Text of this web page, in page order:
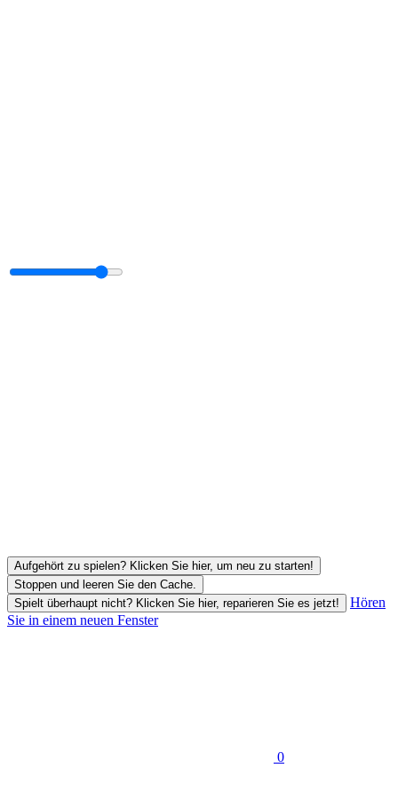
Aufgehört zu spielen? Klicken Sie hier, um neu zu starten!
Stoppen und leeren Sie den Cache.
Spielt überhaupt nicht? Klicken Sie hier, reparieren Sie es jetzt!
Hören
Sie in einem neuen Fenster
0